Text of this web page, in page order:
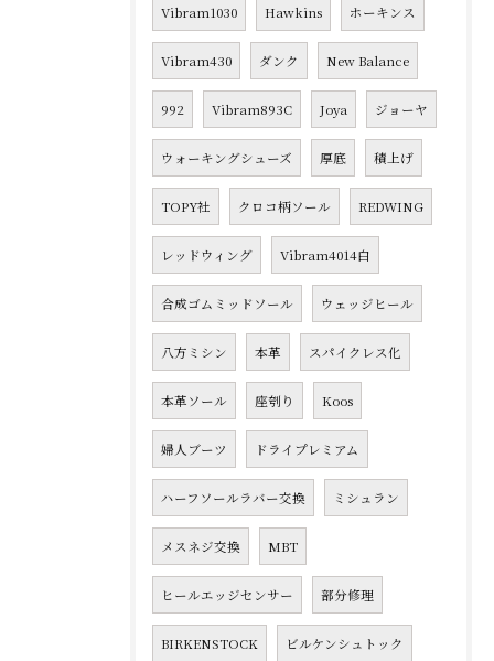
Vibram1030 Hawkins ホーキンス
Vibram430 ダンク New Balance
992 Vibram893C Joya ジョーヤ
ウォーキングシューズ 厚底 積上げ
TOPY社 クロコ柄ソール REDWING
レッドウィング Vibram4014白
合成ゴムミッドソール ウェッジヒール
八方ミシン 本革 スパイクレス化
本革ソール 座刳り Koos
婦人ブーツ ドライプレミアム
ハーフソールラバー交換 ミシュラン
メスネジ交換 MBT
ヒールエッジセンサー 部分修理
BIRKENSTOCK ビルケンシュトック